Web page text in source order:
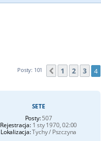
Posty: 101 Poprzednia
1 2 3 4
SETE
Posty:507
Rejestracja:1 sty 1970, 02:00
Lokalizacja:Tychy / Pszczyna